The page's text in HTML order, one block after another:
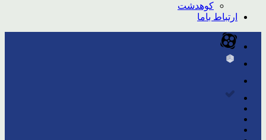
کوهدشت
ارتباط باما